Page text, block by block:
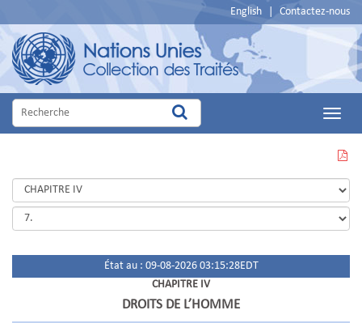
English Contactez-nous
Main
CETTE
PAGE
EN
PDF
État au : 09-08-2026 03:15:28EDT
CHAPITRE IV
DROITS DE L’HOMME